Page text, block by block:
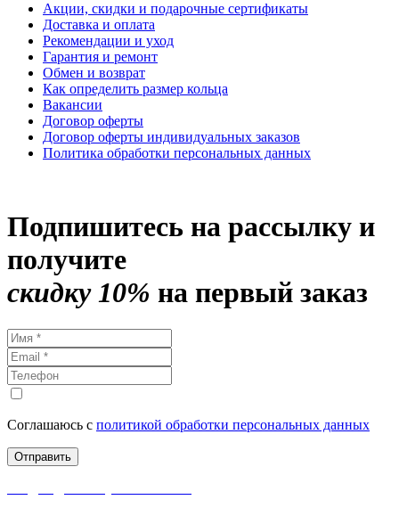
Акции, скидки и подарочные сертификаты
Доставка и оплата
Рекомендации и уход
Гарантия и ремонт
Обмен и возврат
Как определить размер кольца
Вакансии
Договор оферты
Договор оферты индивидуальных заказов
Политика обработки персональных данных
Подпишитесь на рассылку и
получите
скидку 10% на первый заказ
Соглашаюсь с политикой обработки персональных данных